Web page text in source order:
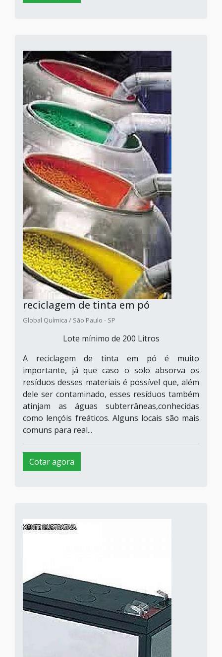
reciclagem de tinta em pó
Global Química / São Paulo - SP
Lote mínimo de 200 Litros
A reciclagem de tinta em pó é muito
importante, já que caso o solo absorva os
resíduos desses materiais é possível que, além
dele ser contaminado, esses resíduos também
atinjam as águas subterrâneas,conhecidas
como lençóis freáticos. Alguns locais são mais
comuns para real...
Cotar agora